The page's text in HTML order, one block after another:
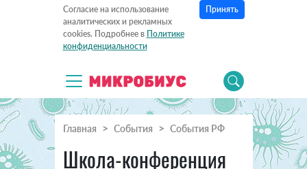
Согласие на использование
аналитических и рекламных
cookies. Подробнее в Политике
конфиденциальности
Принять
Главная События События РФ
Школа-конференция